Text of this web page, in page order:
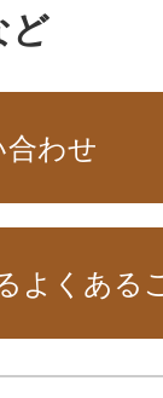
ど
合わせ
よくある